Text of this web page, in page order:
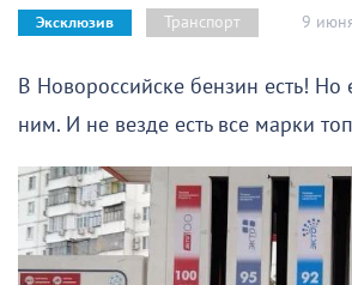
Эксклюзив Транспорт 9
В Новороссийске бензин есть! Но
ним. И не везде есть все марки